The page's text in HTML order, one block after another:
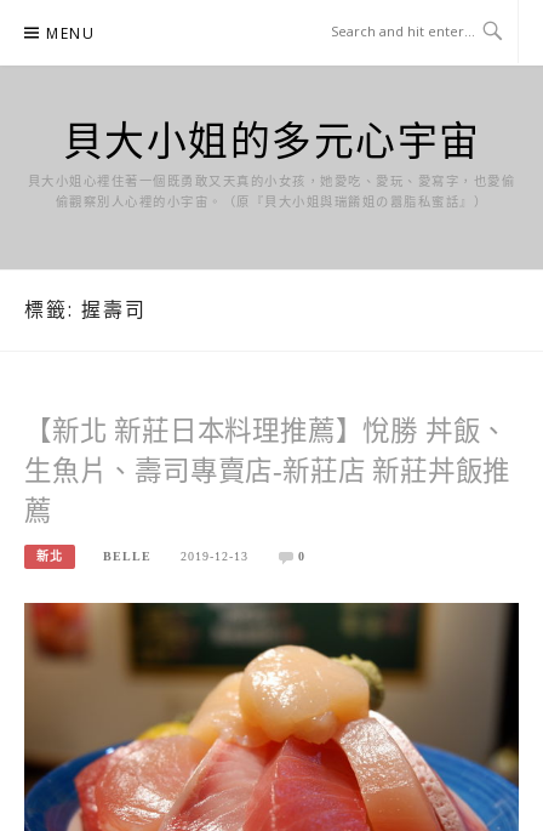
content
MENU
貝大小姐的多元心宇宙
貝大小姐心裡住著一個既勇敢又天真的小女孩，她愛吃、愛玩、愛寫字，也愛偷
偷觀察別人心裡的小宇宙。（原『貝大小姐與瑞餚姐の囂脂私蜜話』）
標籤: 握壽司
【新北 新莊日本料理推薦】悅勝 丼飯、
生魚片、壽司專賣店-新莊店 新莊丼飯推
薦
新北 BELLE 2019-12-13 0